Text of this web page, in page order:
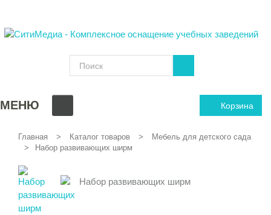
Корзина
МЕНЮ
Главная Каталог товаров
Мебель для детского сада
Набор развивающих ширм